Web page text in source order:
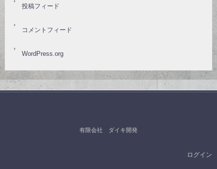
投稿フィード
コメントフィード
WordPress.org
有限会社 ダイキ開発
ログイン